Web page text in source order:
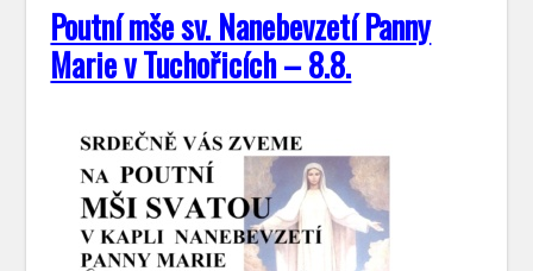
Poutní mše sv. Nanebevzetí Panny
Marie v Tuchořicích – 8.8.